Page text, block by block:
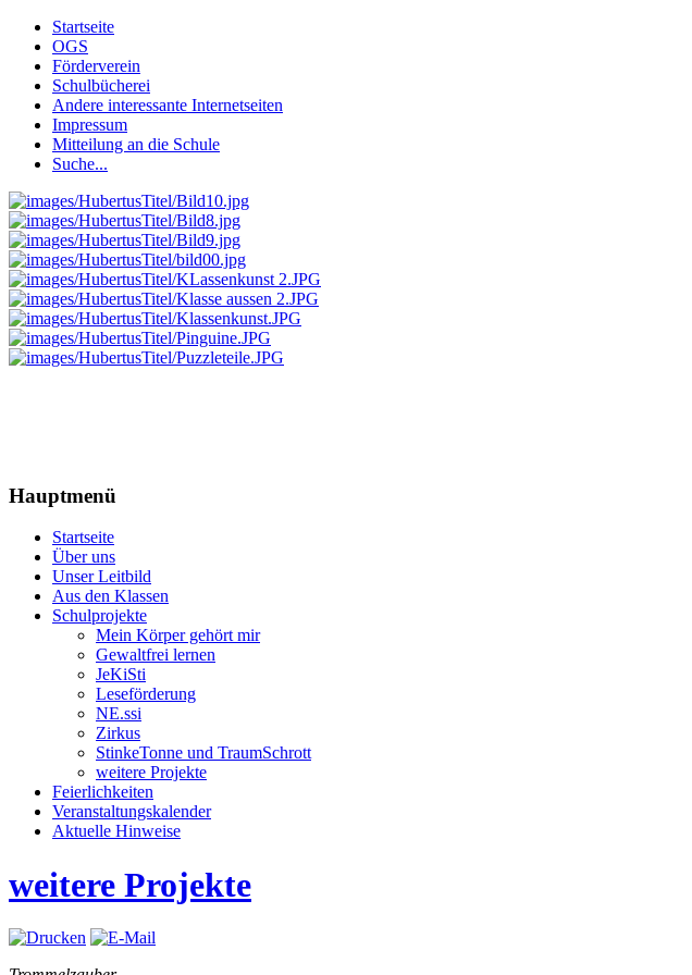
Startseite
OGS
Förderverein
Schulbücherei
Andere interessante Internetseiten
Impressum
Mitteilung an die Schule
Suche...
Hauptmenü
Startseite
Über uns
Unser Leitbild
Aus den Klassen
Schulprojekte
Mein Körper gehört mir
Gewaltfrei lernen
JeKiSti
Leseförderung
NE.ssi
Zirkus
StinkeTonne und TraumSchrott
weitere Projekte
Feierlichkeiten
Veranstaltungskalender
Aktuelle Hinweise
weitere Projekte